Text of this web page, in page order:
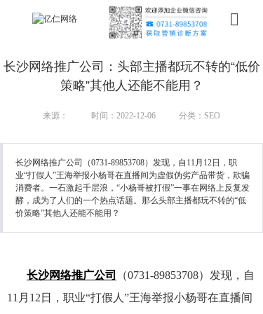
产品
服务
行业
案例
我们
长沙网络推广公司：头部主播都玩不转的“低价
策略”其他人还能不能用？
来源： 时间：2022-12-06 分类：SEO
长沙网络推广公司（0731-89853708）发现，自11月12日，职
业“打假人”王海举报小杨哥在直播间为虚假伪劣产品带货，欺骗
消费者。一石激起千层浪，“小杨哥被打假”一事在网络上反复发
酵，成为了人们的一个热点话题。那么头部主播都玩不转的“低
价策略”其他人还能不能用？
长沙网络推广公司
（0731-89853708）发现，自
11月12日，职业“打假人”王海举报小杨哥在直播间